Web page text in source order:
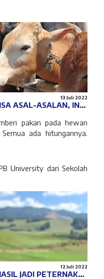
13 Juli 2022
ASAL-ASALAN, INI
pakan pada hewan
ada hitungannya.
University dari Sekolah
ia sukses membangun
Farm.
memulai usaha ternak.
untuk kuliah di IPB
memiliki lahan ternak
tak lain karena ingin
dalam mengurus
12 Juli 2022
JADI PETERNAK